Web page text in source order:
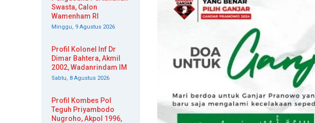
Swasta, Calon
Wamenham RI
Minggu, 9 Agustus 2026
Profil Kolonel Inf Dr
Dimar Bahtera, Akmil
2002, Wadanrindam IM
Sabtu, 8 Agustus 2026
Profil Kombes Pol
Teguh Priyambodo
Nugroho, Akpol 1996,